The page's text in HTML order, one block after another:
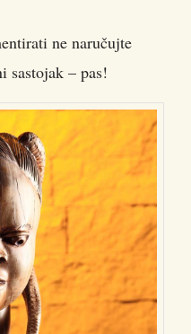
ne naručujte
sastojak – pas!